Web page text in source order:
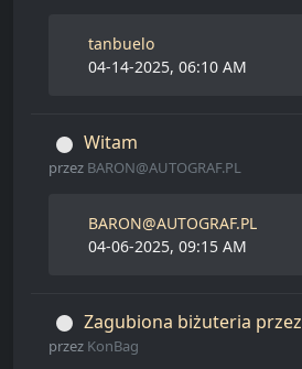
tanbuelo
04-14-2025, 06:10 AM
Witam
przez BARON@AUTOGRAF.PL
BARON@AUTOGRAF.PL
04-06-2025, 09:15 AM
Zagubiona biżuteria
przez KonBag